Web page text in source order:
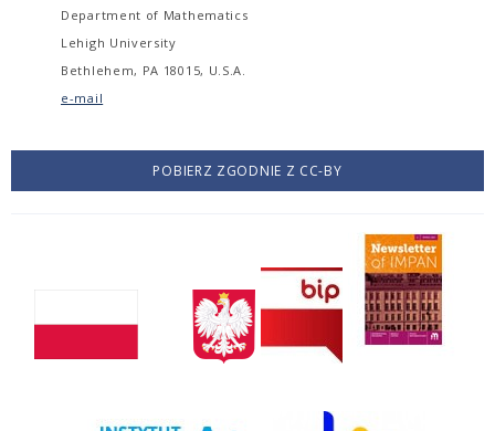
Department of Mathematics
Lehigh University
Bethlehem, PA 18015, U.S.A.
e-mail
POBIERZ ZGODNIE Z CC-BY